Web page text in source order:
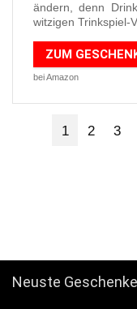
ändern, denn
witzigen Trinkspiel-
ZUM
bei Amazon
1 2 3
Neuste